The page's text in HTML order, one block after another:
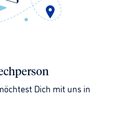
Dich mit uns in